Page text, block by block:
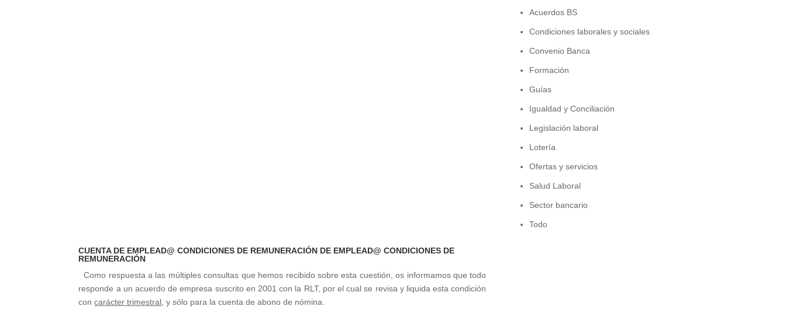
CUENTA DE EMPLEAD@ CONDICIONES DE REMUNERACIÓN DE EMPLEAD@ CONDICIONES DE
REMUNERACIÓN
Como respuesta a las múltiples consultas que hemos recibido sobre esta cuestión, os informamos que todo
responde a un acuerdo de empresa suscrito en 2001 con la RLT, por el cual se revisa y liquida esta condición
concarácter trimestral , y sólo para la cuenta de abono de nómina.
Acuerdos BS
Condiciones laborales y sociales
Convenio Banca
Formación
Guías
Igualdad y Conciliación
Legislación laboral
Lotería
Ofertas y servicios
Salud Laboral
Sector bancario
Todo